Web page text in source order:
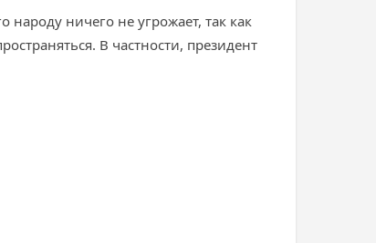
народу ничего не угрожает, так как
В частности, президент